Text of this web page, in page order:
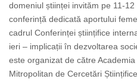
domeniul științei invităm pe 11-
conferință dedicată aportului
cadrul Conferinței științifice
ieri – implicații în dezvoltarea
este organizat de către
Mitropolitan de Cercetări